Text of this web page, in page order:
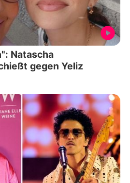
Natascha
gegen Yeliz